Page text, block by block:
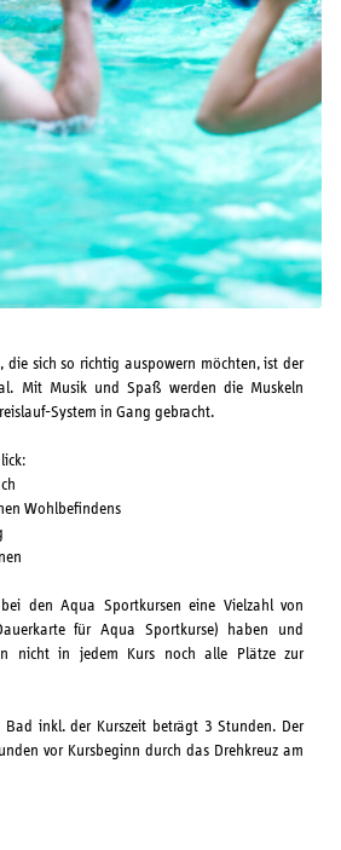
die sich so richtig auspowern möchten, ist der
Mit Musik und Spaß werden die Muskeln
System in Gang gebracht.
Wohlbefindens
den Aqua Sportkursen eine Vielzahl von
für Aqua Sportkurse) haben und
nicht in jedem Kurs noch alle Plätze zur
Bad inkl. der Kurszeit beträgt 3 Stunden. Der
vor Kursbeginn durch das Drehkreuz am